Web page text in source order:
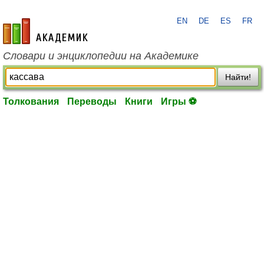
academic.ru
EN DE ES FR
Словари и энциклопедии на Академике
Найти!
Толкования Переводы Книги Игры ⚽